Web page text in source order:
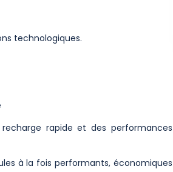
technologiques.
rapide et des performances
à la fois performants, économiques